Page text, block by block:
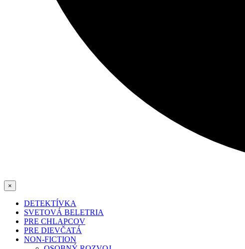
×
DETEKTÍVKA
SVETOVÁ BELETRIA
PRE CHLAPCOV
PRE DIEVČATÁ
NON-FICTION